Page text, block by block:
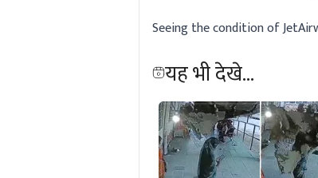
Seeing the condition of
यह भी देखे...